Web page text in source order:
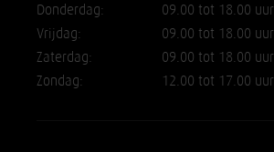
Donderdag:
09.00 tot 18.00 uur
Vrijdag:
09.00 tot 18.00 uur
Zaterdag:
09.00 tot 18.00 uur
Zondag:
12.00 tot 17.00 uur